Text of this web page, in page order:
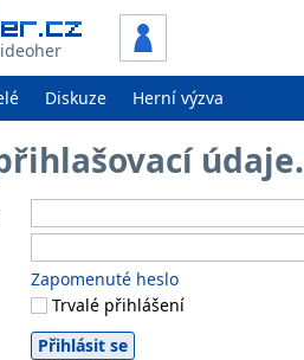
Diskuze Herní výzva
Zapomenuté heslo
Trvalé přihlášení